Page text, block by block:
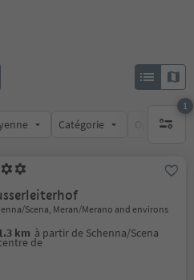
Catégorie Options de
1
1 filtre
Scena, Meran/Merano and environs
km à partir de Schenna/Scena
de